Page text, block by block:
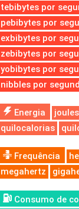
tebibytes por
pebibytes por
exbibytes por
zebibytes por
yobibytes por
nibbles por
Energia joules
quilocalorias
Frequência
megahertz
Consumo de